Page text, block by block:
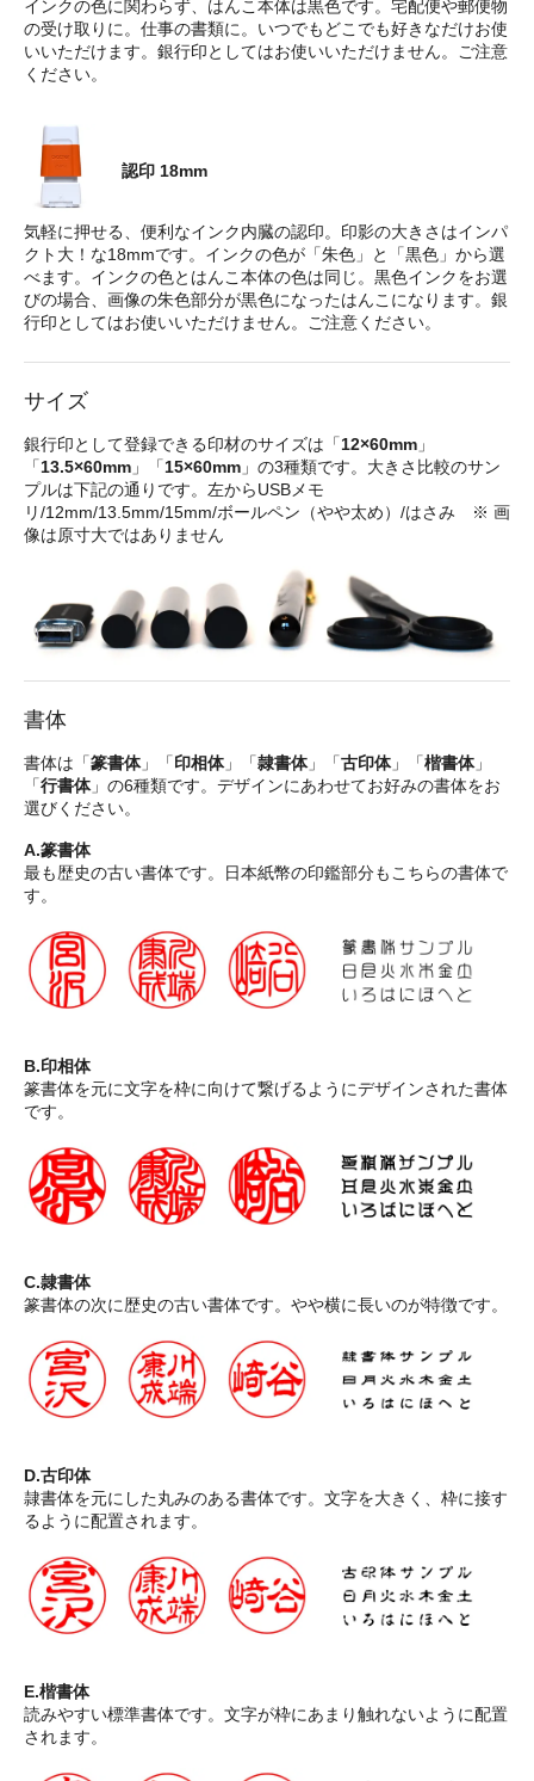
インクの色に関わらず、はんこ本体は黒色です。宅配便や郵便物
の受け取りに。仕事の書類に。いつでもどこでも好きなだけお使
いいただけます。銀行印としてはお使いいただけません。ご注意
ください。
認印 18mm
気軽に押せる、便利なインク内臓の認印。印影の大きさはインパ
クト大！な18mmです。インクの色が「朱色」と「黒色」から選
べます。インクの色とはんこ本体の色は同じ。黒色インクをお選
びの場合、画像の朱色部分が黒色になったはんこになります。銀
行印としてはお使いいただけません。ご注意ください。
サイズ
銀行印として登録できる印材のサイズは「12×60mm 」
「13.5×60mm 」「15×60mm 」の3種類です。大きさ比較のサン
プルは下記の通りです。左からUSBメモ
リ/12mm/13.5mm/15mm/ボールペン（やや太め）/はさみ ※ 画
像は原寸大ではありません
書体
書体は「篆書体」「印相体」「隷書体」「古印体」「楷書体」
「行書体」の6種類です。デザインにあわせてお好みの書体をお
選びください。
A.篆書体
最も歴史の古い書体です。日本紙幣の印鑑部分もこちらの書体で
す。
B.印相体
篆書体を元に文字を枠に向けて繋げるようにデザインされた書体
です。
C.隷書体
篆書体の次に歴史の古い書体です。やや横に長いのが特徴です。
D.古印体
隷書体を元にした丸みのある書体です。文字を大きく、枠に接す
るように配置されます。
E.楷書体
読みやすい標準書体です。文字が枠にあまり触れないように配置
されます。